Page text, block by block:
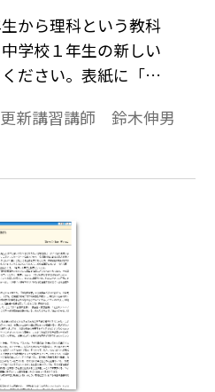
から理科という教科
学校１年生の新しい
ださい。表紙に「理
ばが入っている教科書
新講習講師 鈴木伸男